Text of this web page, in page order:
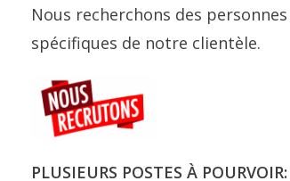
Nous recherchons des
spécifiques de notre clientèle.
PLUSIEURS POSTES À POURVOIR: